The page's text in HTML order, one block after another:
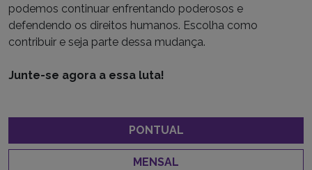
podemos continuar enfrentando poderosos e
defendendo os direitos humanos. Escolha como
contribuir e seja parte dessa mudança.
Junte-se agora a essa luta!
PONTUAL
MENSAL